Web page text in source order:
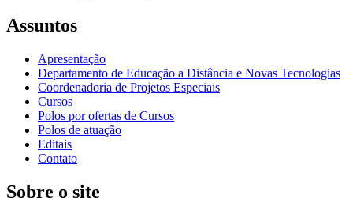
Assuntos
Apresentação
Departamento de Educação a Distância e Novas Tecnologias
Coordenadoria de Projetos Especiais
Cursos
Polos por ofertas de Cursos
Polos de atuação
Editais
Contato
Sobre o site